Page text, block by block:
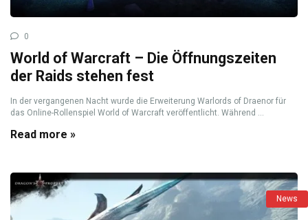
0
World of Warcraft – Die Öffnungszeiten
der Raids stehen fest
In der vergangenen Nacht wurde die Erweiterung Warlords of Draenor für
das Online-Rollenspiel World of Warcraft veröffentlicht. Während ...
Read more »
News